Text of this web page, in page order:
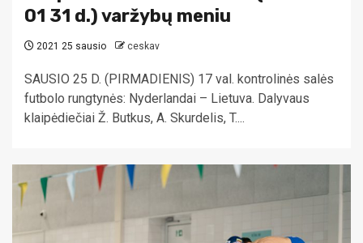
01 31 d.) varžybų meniu
2021 25 sausio ceskav
SAUSIO 25 D. (PIRMADIENIS) 17 val. kontrolinės salės
futbolo rungtynės: Nyderlandai – Lietuva. Dalyvaus
klaipėdiečiai Ž. Butkus, A. Skurdelis, T....